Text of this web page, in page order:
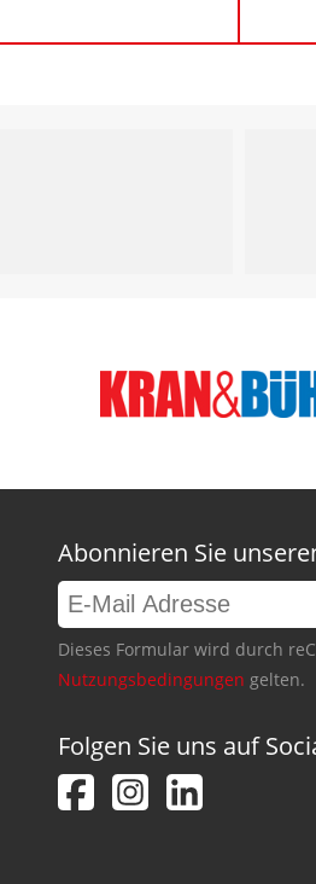
Abonnieren Sie
Dieses Formular wird durch
Nutzungsbedingungen gelten.
Folgen Sie uns auf